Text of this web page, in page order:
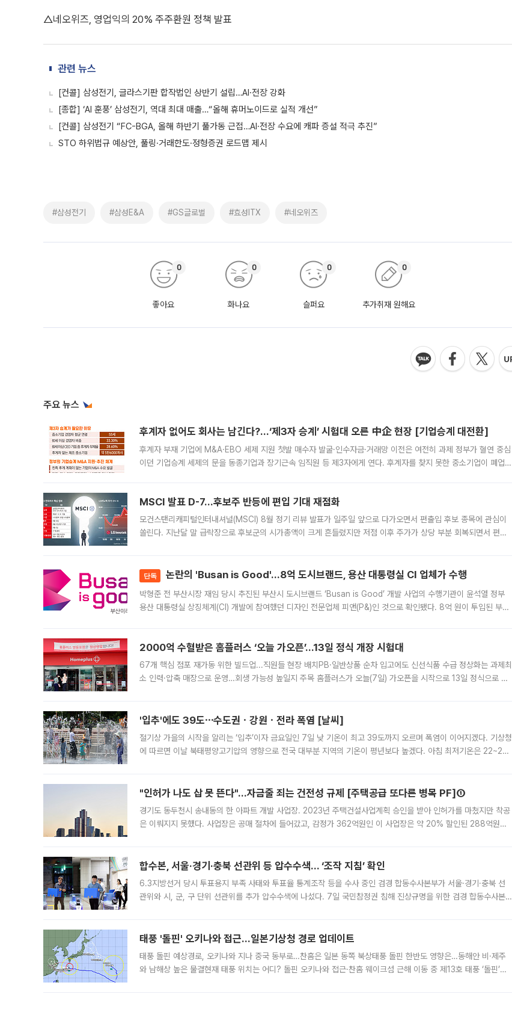
△네오위즈, 영업익의 20% 주주환원 정책 발표
관련 뉴스
[컨콜] 삼성전기, 글라스기판 합작법인 상반기 설립…AI·전장 강화
[종합] ‘AI 훈풍’ 삼성전기, 역대 최대 매출…“올해 휴머노이드로 실적 개선”
[컨콜] 삼성전기 “FC-BGA, 올해 하반기 풀가동 근접…AI·전장 수요에 캐파 증설 적극 추진”
STO 하위법규 예상안, 풀링·거래한도·정형증권 로드맵 제시
#삼성전기 #삼성E&A #GS글로벌 #효성ITX #네오위즈
좋아요
0
화나요
0
슬퍼요
0
추가취재 원해요
0
주요 뉴스
후계자 없어도 회사는 남긴다?…‘제3자 승계’ 시험대 오른 中企 현장 [기업승계 대전환]
후계자 부재 기업에 M&A·EBO 세제 지원 첫발 매수자 발굴·인수자금·거래망 이전은 여전히 과제 정부가 혈연 중심
이던 기업승계 세제의 문을 동종기업과 장기근속 임직원 등 제3자에게 연다. 후계자를 찾지 못한 중소기업이 폐업
MSCI 발표 D-7…후보주 반등에 편입 기대 재점화
모건스탠리캐피털인터내셔널(MSCI) 8월 정기 리뷰 발표가 일주일 앞으로 다가오면서 편출입 후보 종목에 관심이
쏠린다. 지난달 말 급락장으로 후보군의 시가총액이 크게 흔들렸지만 저점 이후 주가가 상당 부분 회복되면서 편입
단독 논란의 'Busan is Good'…8억 도시브랜드, 용산 대통령실 CI 업체가 수행
박형준 전 부산시장 재임 당시 추진된 부산시 도시브랜드 ‘Busan is Good’ 개발 사업의 수행기관이 윤석열 정부
용산 대통령실 상징체계(CI) 개발에 참여했던 디자인 전문업체 피앤(P&)인 것으로 확인됐다. 8억 원이 투입된 부산
2000억 수혈받은 홈플러스 ‘오늘 가오픈’...13일 정식 개장 시험대
67개 핵심 점포 재가동 위한 빌드업...직원들 현장 배치PB·일반상품 순차 입고에도 신선식품 수급 정상화는 과제최
소 인력·압축 매장으로 운영…회생 가능성 높일지 주목 홈플러스가 오늘(7일) 가오픈을 시작으로 13일 정식으로 재
'입추'에도 39도⋯수도권ㆍ강원ㆍ전라 폭염 [날씨]
절기상 가을의 시작을 알리는 ‘입추’이자 금요일인 7일 낮 기온이 최고 39도까지 오르며 폭염이 이어지겠다. 기상청
에 따르면 이날 북태평양고기압의 영향으로 전국 대부분 지역의 기온이 평년보다 높겠다. 아침 최저기온은 22~27
"인허가 나도 삽 못 뜬다"…자금줄 죄는 건전성 규제 [주택공급 또다른 병목 PF]①
경기도 동두천시 송내동의 한 아파트 개발 사업장. 2023년 주택건설사업계획 승인을 받아 인허가를 마쳤지만 착공
은 이뤄지지 못했다. 사업장은 공매 절차에 들어갔고, 감정가 362억원인 이 사업장은 약 20% 할인된 288억원에
합수본, 서울·경기·충북 선관위 등 압수수색… ‘조작 지침’ 확인
6.3지방선거 당시 투표용지 부족 사태와 투표율 통계조작 등을 수사 중인 검경 합동수사본부가 서울·경기·충북 선
관위와 시, 군, 구 단위 선관위를 추가 압수수색에 나섰다. 7일 국민참정권 침해 진상규명을 위한 검경 합동수사본
태풍 '돌핀' 오키나와 접근…일본기상청 경로 업데이트
태풍 돌핀 예상경로, 오키나와 지나 중국 동부로…찬홈은 일본 동쪽 북상태풍 돌핀 한반도 영향은…동해안 비·제주
와 남해상 높은 물결현재 태풍 위치는 어디? 돌핀 오키나와 접근·찬홈 웨이크섬 근해 이동 중 제13호 태풍 ‘돌핀’이